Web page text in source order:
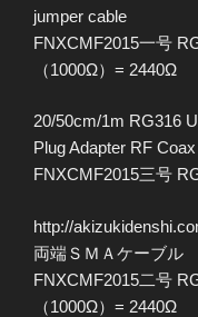
jumper cable
FNXCMF2015一号
（1000Ω）= 2440Ω
20/50cm/1m RG316
Plug Adapter RF
FNXCMF2015三号
http://
両端ＳＭＡケーブル
FNXCMF2015二号
（1000Ω）= 2440Ω